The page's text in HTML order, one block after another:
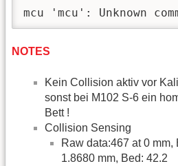
NOTES
Kein Collision aktiv vor
sonst bei M102 S-6 ein
Bett !
Collision Sensing
Raw data:467 at 0 mm,
1.8680 mm, Bed: 42.2